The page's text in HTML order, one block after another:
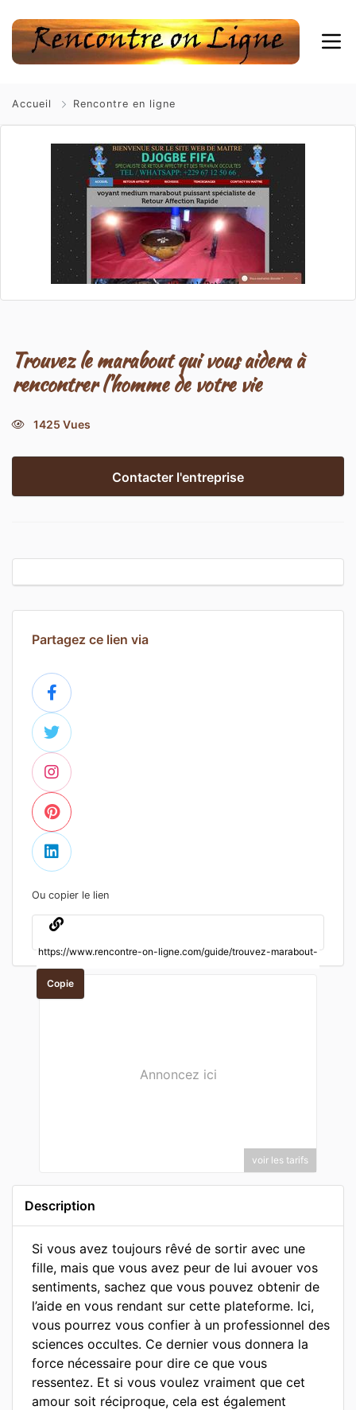
Accueil Rencontre en ligne
Trouvez le marabout qui vous aidera à
rencontrer l'homme de votre vie
1425 Vues
Contacter l'entreprise
Partagez ce lien via
Ou copier le lien
Copie
Annoncez ici
voir les tarifs
Description
Si vous avez toujours rêvé de sortir avec une
fille, mais que vous avez peur de lui avouer vos
sentiments, sachez que vous pouvez obtenir de
l’aide en vous rendant sur cette plateforme. Ici,
vous pourrez vous confier à un professionnel des
sciences occultes. Ce dernier vous donnera la
force nécessaire pour dire ce que vous
ressentez. Et si vous voulez vraiment que cet
amour soit réciproque, cela est également